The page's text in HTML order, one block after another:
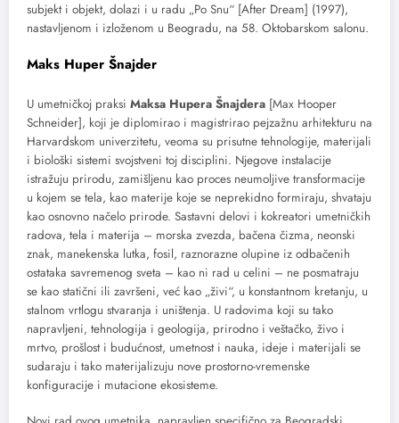
subjekt i objekt, dolazi i u radu „Po Snu“ [After Dream] (1997),
nastavljenom i izloženom u Beogradu, na 58. Oktobarskom salonu.
Maks Huper Šnajder
U umetničkoj praksi Maksa Hupera Šnajdera [Max Hooper
Schneider], koji je diplomirao i magistrirao pejzažnu arhitekturu na
Harvardskom univerzitetu, veoma su prisutne tehnologije, materijali
i biološki sistemi svojstveni toj disciplini. Njegove instalacije
istražuju prirodu, zamišljenu kao proces neumoljive transformacije
u kojem se tela, kao materije koje se neprekidno formiraju, shvataju
kao osnovno načelo prirode. Sastavni delovi i kokreatori umetničkih
radova, tela i materija – morska zvezda, bačena čizma, neonski
znak, manekenska lutka, fosil, raznorazne olupine iz odbačenih
ostataka savremenog sveta – kao ni rad u celini – ne posmatraju
se kao statični ili završeni, već kao „živi“, u konstantnom kretanju, u
stalnom vrtlogu stvaranja i uništenja. U radovima koji su tako
napravljeni, tehnologija i geologija, prirodno i veštačko, živo i
mrtvo, prošlost i budućnost, umetnost i nauka, ideje i materijali se
sudaraju i tako materijalizuju nove prostorno-vremenske
konfiguracije i mutacione ekosisteme.